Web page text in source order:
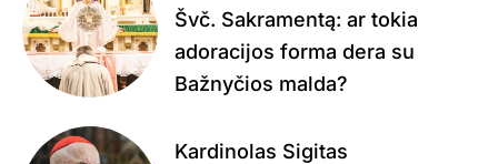
Švč. Sakramentą: ar tokia
adoracijos forma dera su
Bažnyčios malda?
Kardinolas Sigitas